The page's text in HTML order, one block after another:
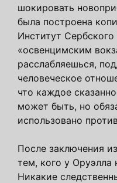
шокировать
была построена
Институт
«освенцимским
расслабляешься,
человеческое
что каждое
может быть, но
использовано
После заключения
тем, кого у Оруэлла
Никакие